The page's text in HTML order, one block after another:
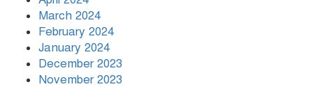
March 2024
February 2024
January 2024
December 2023
November 2023